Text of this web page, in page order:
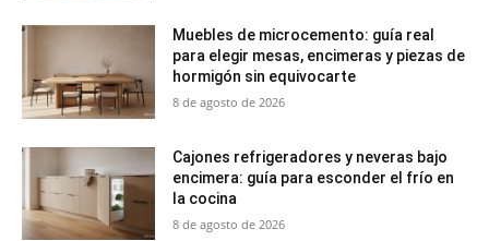
Muebles de microcemento: guía real
para elegir mesas, encimeras y piezas de
hormigón sin equivocarte
8 de agosto de 2026
Cajones refrigeradores y neveras bajo
encimera: guía para esconder el frío en
la cocina
8 de agosto de 2026